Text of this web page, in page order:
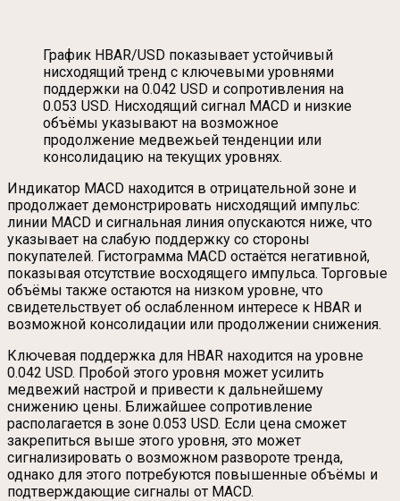
График HBAR/USD показывает устойчивый
нисходящий тренд с ключевыми уровнями
поддержки на 0.042 USD и сопротивления на
0.053 USD. Нисходящий сигнал MACD и низкие
объёмы указывают на возможное
продолжение медвежьей тенденции или
консолидацию на текущих уровнях.
Индикатор MACD находится в отрицательной зоне и
продолжает демонстрировать нисходящий импульс:
линии MACD и сигнальная линия опускаются ниже, что
указывает на слабую поддержку со стороны
покупателей. Гистограмма MACD остаётся негативной,
показывая отсутствие восходящего импульса. Торговые
объёмы также остаются на низком уровне, что
свидетельствует об ослабленном интересе к HBAR и
возможной консолидации или продолжении снижения.
Ключевая поддержка для HBAR находится на уровне
0.042 USD. Пробой этого уровня может усилить
медвежий настрой и привести к дальнейшему
снижению цены. Ближайшее сопротивление
располагается в зоне 0.053 USD. Если цена сможет
закрепиться выше этого уровня, это может
сигнализировать о возможном развороте тренда,
однако для этого потребуются повышенные объёмы и
подтверждающие сигналы от MACD.